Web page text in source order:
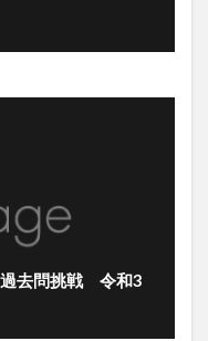
過去問挑戦 令和3